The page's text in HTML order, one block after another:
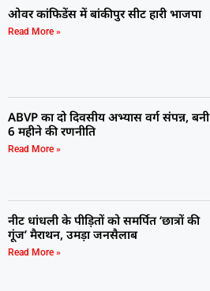
ओवर कांफिडेंस में बांकीपुर सीट हारी भाजपा
Read More »
ABVP का दो दिवसीय अभ्यास वर्ग संपन्न, बनी
6 महीने की रणनीति
Read More »
नीट धांधली के पीड़ितों को समर्पित ‘छात्रों की
गूंज’ मैराथन, उमड़ा जनसैलाब
Read More »